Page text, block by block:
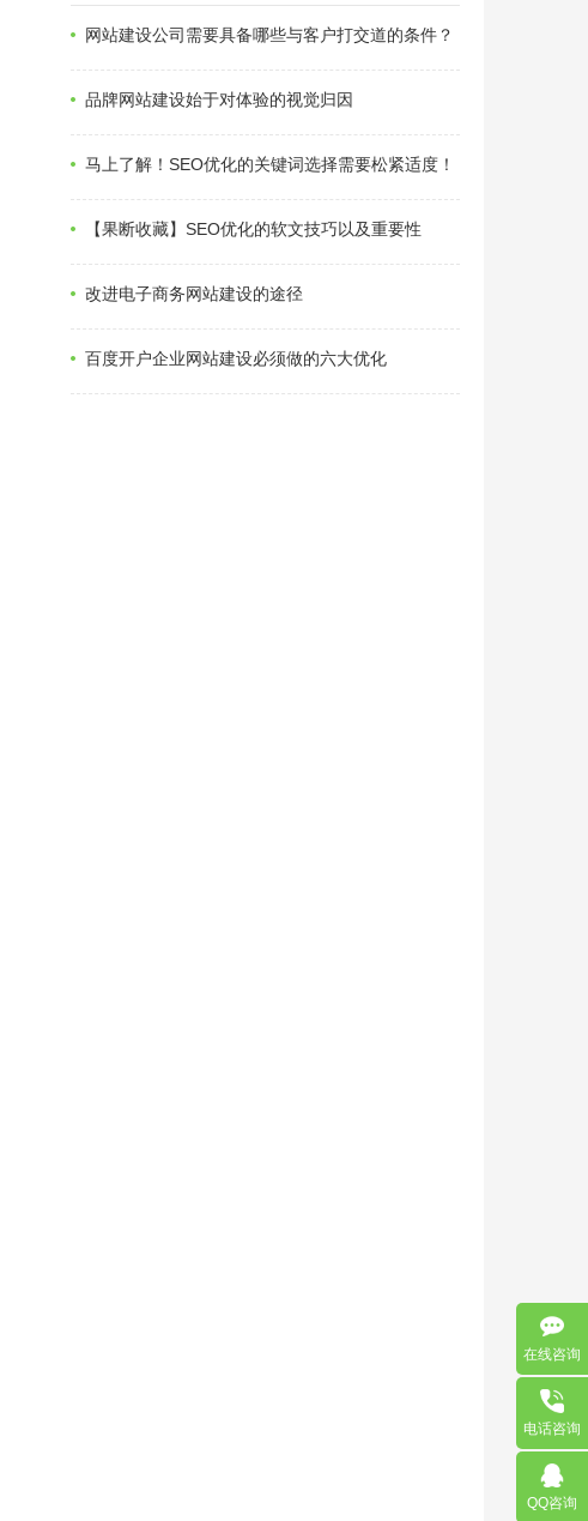
网站建设公司需要具备哪些与客户打交道的条件？
品牌网站建设始于对体验的视觉归因
马上了解！SEO优化的关键词选择需要松紧适度！
【果断收藏】SEO优化的软文技巧以及重要性
改进电子商务网站建设的途径
百度开户企业网站建设必须做的六大优化
在线咨询
电话咨询
QQ咨询